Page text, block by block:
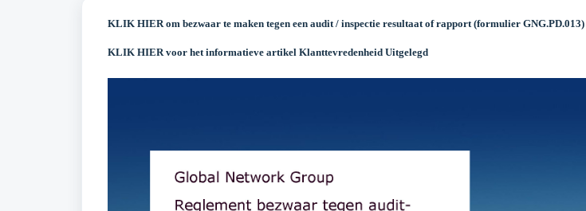
KLIK HIER om bezwaar te maken tegen een audit / inspectie resultaat of rapport (formulier GNG.PD.013)
KLIK HIER voor het informatieve artikel Klanttevredenheid Uitgelegd